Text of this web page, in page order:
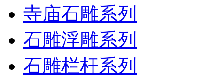
寺庙石雕系列
石雕浮雕系列
石雕栏杆系列